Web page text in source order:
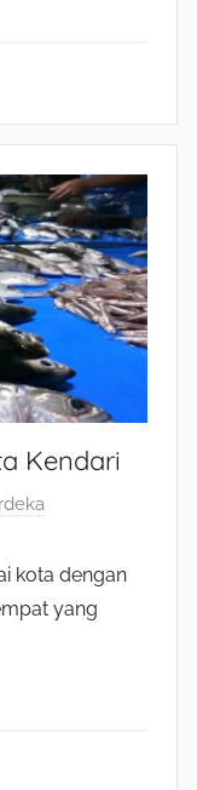
Kendari
kota dengan
yang